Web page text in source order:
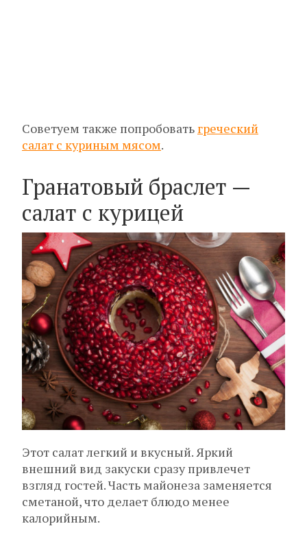
Советуем также попробовать греческий
салат с куриным мясом.
Гранатовый браслет —
салат с курицей
Этот салат легкий и вкусный. Яркий
внешний вид закуски сразу привлечет
взгляд гостей. Часть майонеза заменяется
сметаной, что делает блюдо менее
калорийным.